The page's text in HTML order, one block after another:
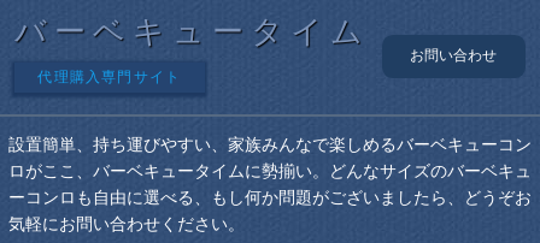
バーベキュータイム
代理購入専門サイト
お問い合わせ
設置簡単、持ち運びやすい、家族みんなで楽しめるバーベキューコン
ロがここ、バーベキュータイムに勢揃い。どんなサイズのバーベキュ
ーコンロも自由に選べる、もし何か問題がございましたら、どうぞお
気軽にお問い合わせください。